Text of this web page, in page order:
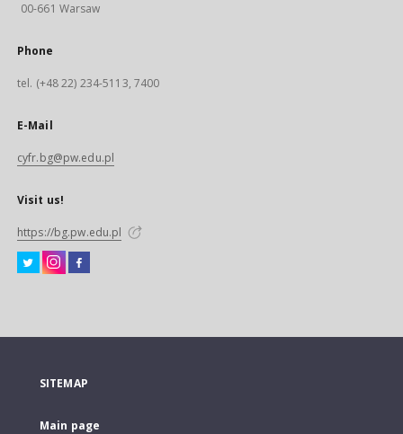
00-661 Warsaw
Phone
tel. (+48 22) 234-5113, 7400
E-Mail
cyfr.bg@pw.edu.pl
Visit us!
https://bg.pw.edu.pl
SITEMAP
Main page